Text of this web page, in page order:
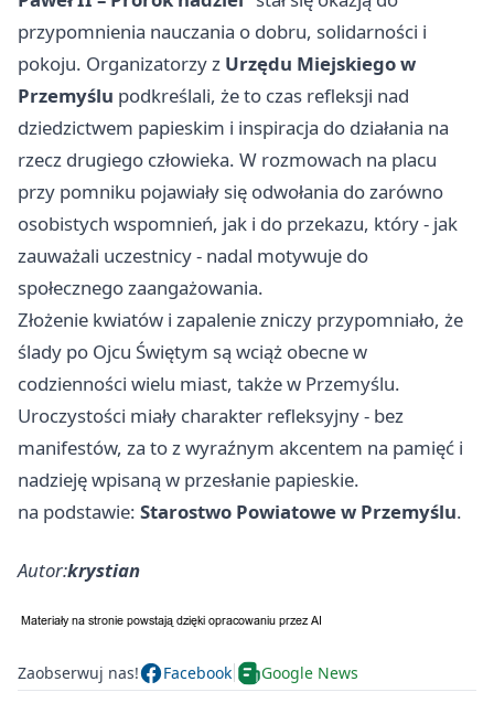
przypomnienia nauczania o dobru, solidarności i
pokoju. Organizatorzy z Urzędu Miejskiego w
Przemyślu podkreślali, że to czas refleksji nad
dziedzictwem papieskim i inspiracja do działania na
rzecz drugiego człowieka. W rozmowach na placu
przy pomniku pojawiały się odwołania do zarówno
osobistych wspomnień, jak i do przekazu, który - jak
zauważali uczestnicy - nadal motywuje do
społecznego zaangażowania.
Złożenie kwiatów i zapalenie zniczy przypomniało, że
ślady po Ojcu Świętym są wciąż obecne w
codzienności wielu miast, także w Przemyślu.
Uroczystości miały charakter refleksyjny - bez
manifestów, za to z wyraźnym akcentem na pamięć i
nadzieję wpisaną w przesłanie papieskie.
na podstawie: Starostwo Powiatowe w Przemyślu.
Autor:krystian
Zaobserwuj nas! Facebook Google News